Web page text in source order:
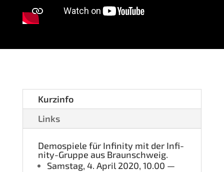
Kurz­in­fo
Links
Demo­spie­le für Infi­ni­ty mit der Infi­
ni­ty-Grup­pe aus Braunschweig.
Sams­tag, 4. April 2020, 10.00 —